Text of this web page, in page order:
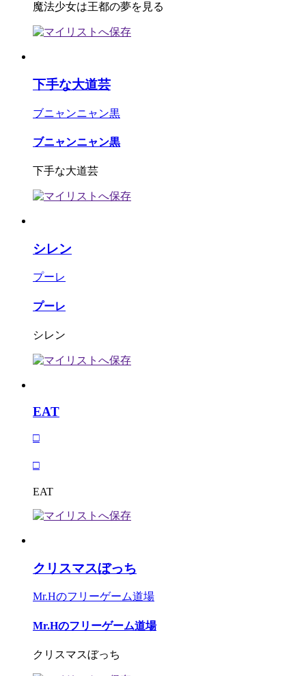
魔法少女は王都の夢を見る
下手な大道芸
ブニャンニャン黒
ブニャンニャン黒
下手な大道芸
シレン
プーレ
プーレ
シレン
EAT
□
□
EAT
クリスマスぼっち
Mr.Hのフリーゲーム道場
Mr.Hのフリーゲーム道場
クリスマスぼっち